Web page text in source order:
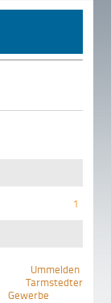
1
Ummelden
Tarmstedter
Gewerbe